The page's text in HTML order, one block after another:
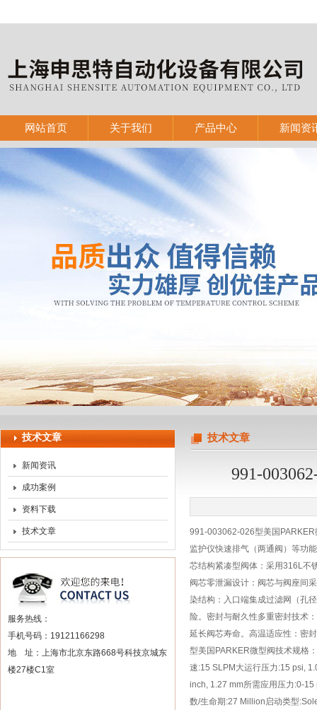
上海申思特自动化设备有限公司
网站首页 关于我们 产品中心 新闻资
技术文章
新闻资讯
成功案例
资料下载
技术文章
服务热线：
手机号码：19121166298
地 址：上海市北京东路668号科技京城东
楼27楼C1室
技术文章
991-
991-003062-026型美国
监护仪快速排气（两通阀）等功
芯结构‌紧凑型阀体‌：采用316L不
阀芯零泄漏设计‌：阀芯与阀座间
染结构‌：入口端集成过滤网（孔
险。密封与耐久性‌多重密封技术‌
延长阀芯寿命。‌高温适应性‌：密
型美国PARKER微型阀技术规格
速:15 SLPM大运行压力:15 psi,
inch, 1.27 mm所需应用压力:0-15
数/生命期:27 Million启动类型